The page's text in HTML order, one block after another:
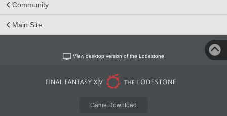
Community
Main Site
View desktop version of the Lodestone
Game Download